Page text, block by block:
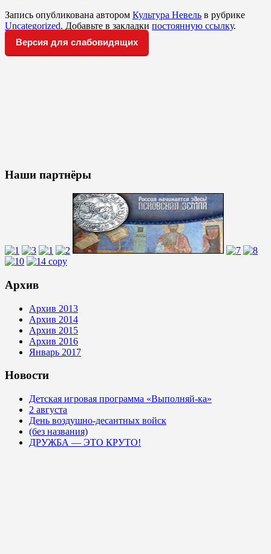
Запись опубликована автором Культура Невель в рубрике
Uncategorized. Добавьте в закладки постоянную ссылку.
Версия для слабовидящих
Наши партнёры
Архив
Архив 2013
Архив 2014
Архив 2015
Архив 2016
Январь 2017
Новости
Детская игровая программа «Выполняй-ка»
2 августа
День воздушно-десантных войск
(без названия)
ДРУЖБА — ЭТО КРУТО!